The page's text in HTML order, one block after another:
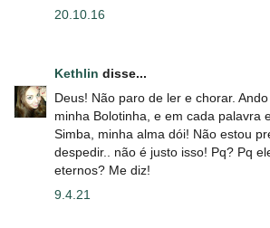
20.10.16
Kethlin disse...
Deus! Não paro de ler e chorar.
minha Bolotinha, e em cada palavra
Simba, minha alma dói! Não estou
despedir.. não é justo isso! Pq? Pq
eternos? Me diz!
9.4.21